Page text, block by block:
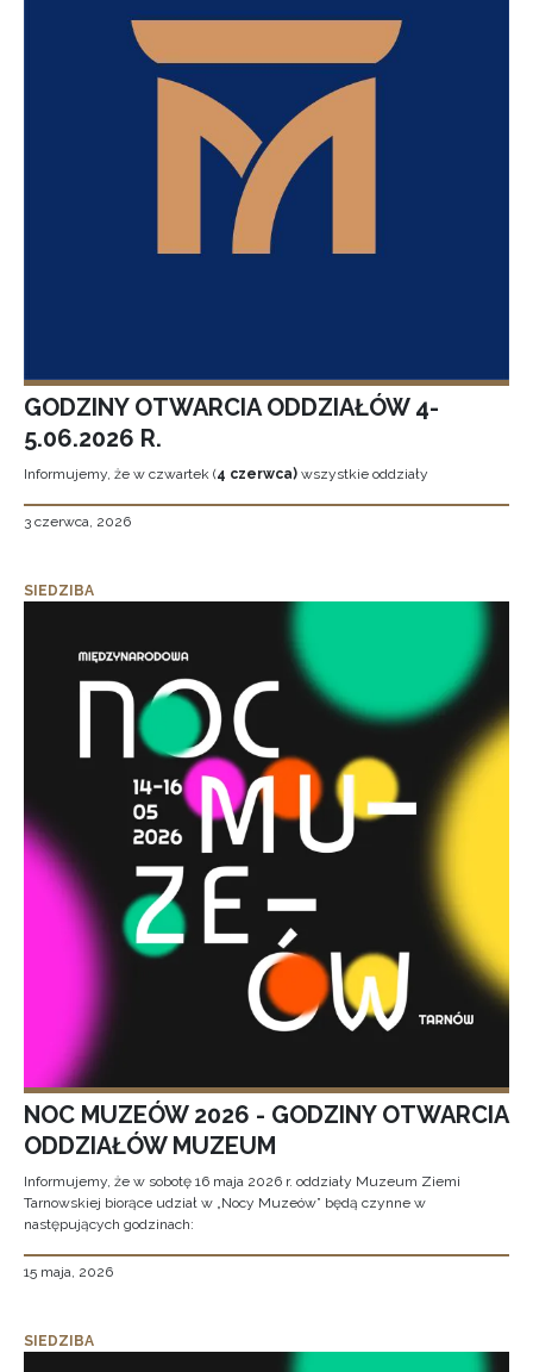
GODZINY OTWARCIA ODDZIAŁÓW 4-
5.06.2026 R.
Informujemy, że w czwartek (4 czerwca) wszystkie oddziały
3 czerwca, 2026
SIEDZIBA
NOC MUZEÓW 2026 - GODZINY OTWARCIA
ODDZIAŁÓW MUZEUM
Informujemy, że w sobotę 16 maja 2026 r. oddziały Muzeum Ziemi
Tarnowskiej biorące udział w „Nocy Muzeów” będą czynne w
następujących godzinach:
15 maja, 2026
SIEDZIBA